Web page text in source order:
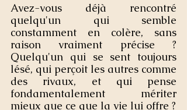
Avez-vous déjà rencontré
quelqu'un qui semble
constamment en colère, sans
raison vraiment précise ?
Quelqu'un qui se sent toujours
lésé, qui perçoit les autres comme
des rivaux, et qui pense
fondamentalement mériter